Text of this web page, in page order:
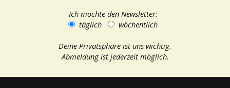
Ich möchte den Newsletter:
täglich
wöchentlich
Deine Privatsphäre ist uns wichtig.
Abmeldung ist jederzeit möglich.